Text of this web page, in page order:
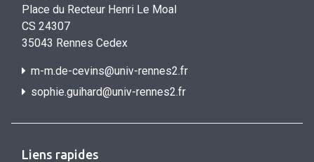
Place du Recteur Henri Le Moal
CS 24307
35043 Rennes Cedex
m-m.de-cevins@univ-rennes2.fr
sophie.guihard@univ-rennes2.fr
Liens rapides